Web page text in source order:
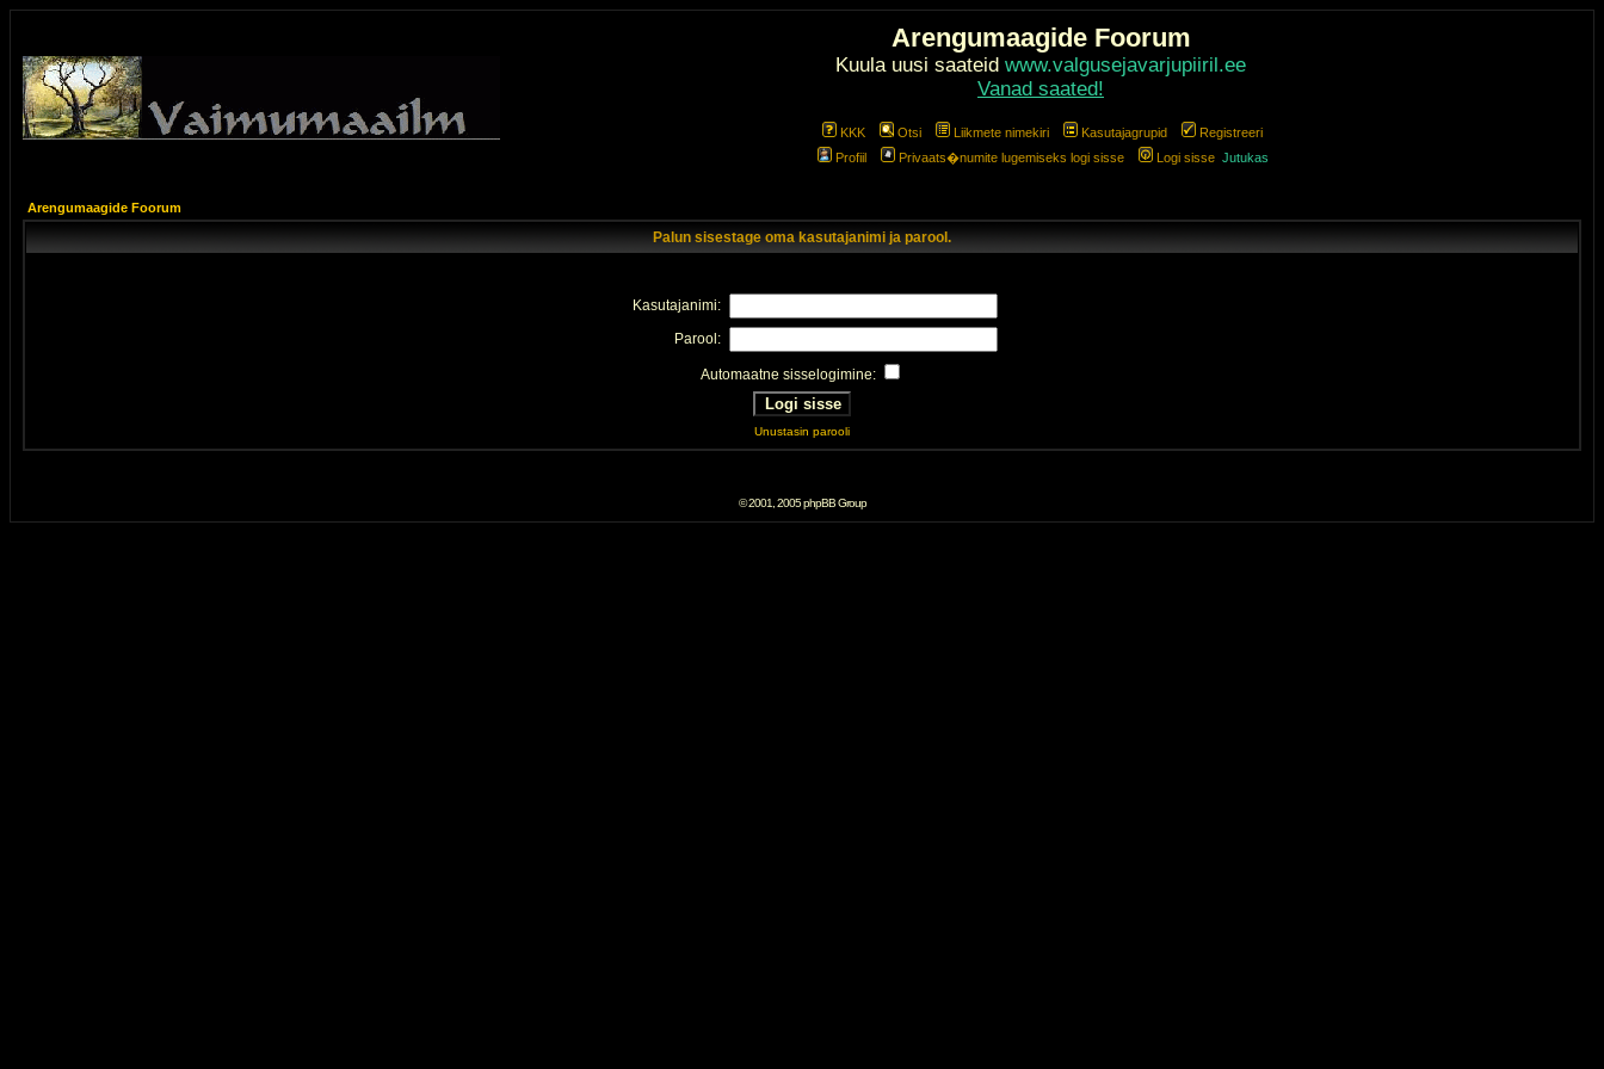
Arengumaagide Foorum
Kuula uusi saateid www.valgusejavarjupiiril.ee
Vanad saated!
KKK Otsi Liikmete nimekiri Kasutajagrupid
Registreeri
Profiil
Privaats�numite lugemiseks logi sisse Logi sisse Jutukas
Arengumaagide Foorum
Palun sisestage oma kasutajanimi ja parool.
Kasutajanimi:
Parool:
Automaatne sisselogimine:
Unustasin parooli
© 2001, 2005 phpBB Group